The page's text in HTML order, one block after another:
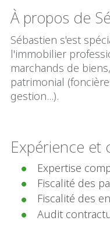
À propos de
Sébastien s'est
l'immobilier
marchands de
patrimonial
gestion...).
Expérience et
Expertise
Fiscalité des
Fiscalité des
Audit